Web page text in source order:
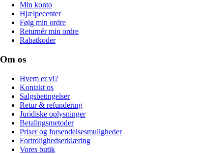
Min konto
Hjælpecenter
Følg min ordre
Returnér min ordre
Rabatkoder
Om os
Hvem er vi?
Kontakt os
Salgsbetingelser
Retur & refundering
Juridiske oplysninger
Betalingsmetoder
Priser og forsendelsesmuligheder
Fortrolighedserklæring
Vores butik